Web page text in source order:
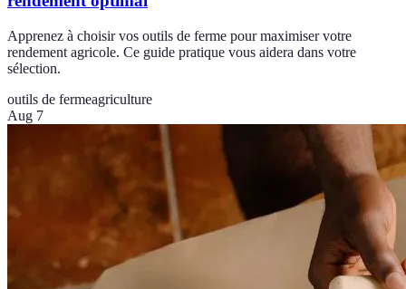
Apprenez à choisir vos outils de ferme pour maximiser votre
rendement agricole. Ce guide pratique vous aidera dans votre
sélection.
outils de fermeagriculture
Aug 7